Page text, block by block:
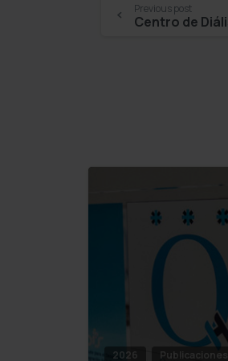
Reading
Previous post
2026 Publicaciones